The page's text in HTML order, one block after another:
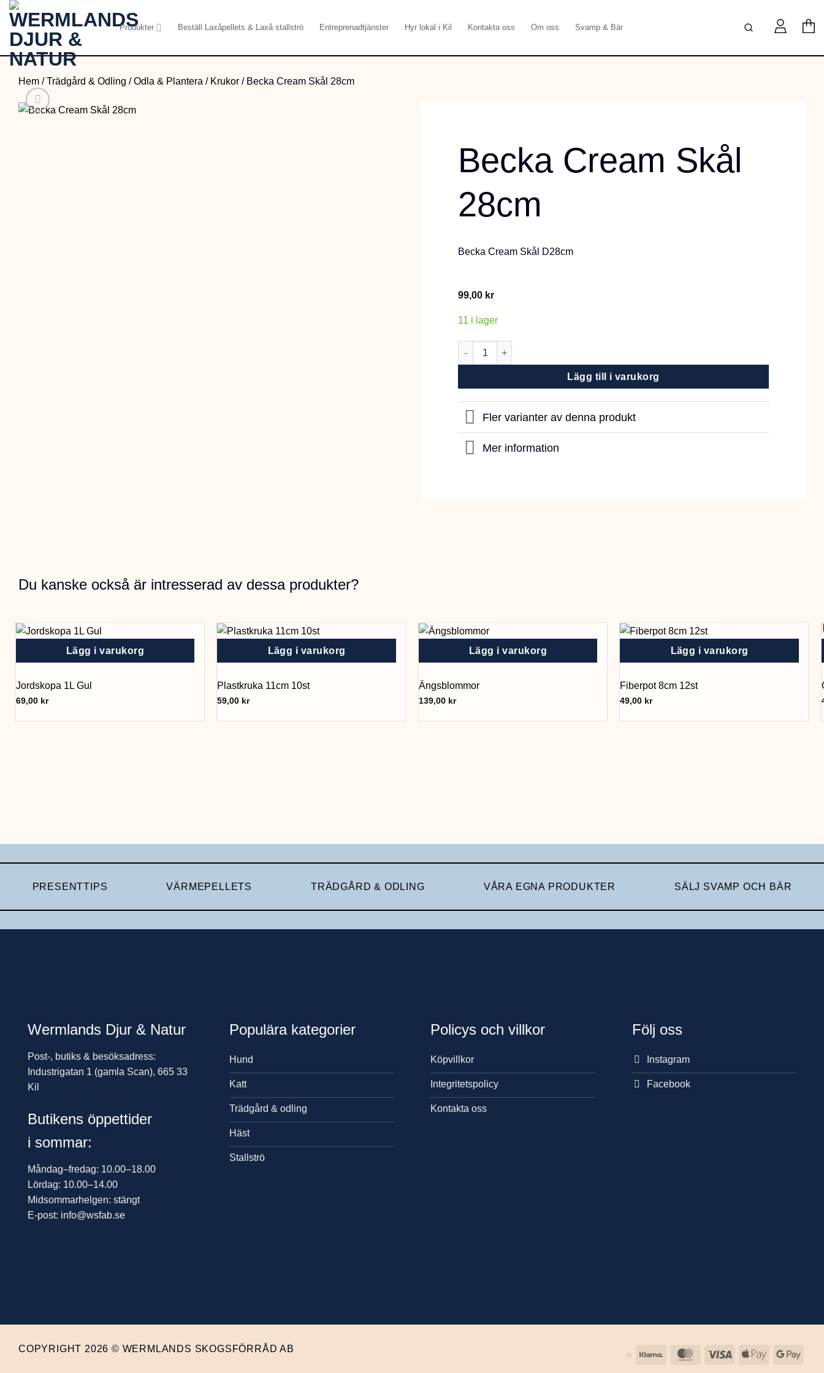
Skip
content
Produkter Beställ Laxåpellets & Laxå stallströ Entreprenadtjänster Hyr lokal i Kil Kontakta oss Om oss Svamp & Bär
Hem /Trädgård & Odling /Odla & Plantera / Krukor / Becka Cream Skål 28cm
Becka Cream Skål
28cm
Becka Cream Skål D28cm
99,00 kr
11 i lager
Becka Cream Skål 28cm mängd
Lägg till i varukorg
Fler varianter av denna produkt
Mer information
Du kanske också är intresserad av dessa produkter?
Lägg i varukorg
Jordskopa 1L Gul
69,00 kr
Lägg i varukorg
Plastkruka 11cm 10st
59,00 kr
Lägg i varukorg
Ängsblommor
139,00 kr
Lägg i varukorg
Fiberpot 8cm 12st
49,00 kr
PRESENTTIPS VÄRMEPELLETS TRÄDGÅRD & ODLING VÅRA EGNA PRODUKTER SÄLJ SVAMP OCH BÄR
Wermlands Djur & Natur
Post-, butiks & besöksadress:
Industrigatan 1 (gamla Scan), 665 33
Kil
Butikens öppettider
i sommar:
Måndag–fredag: 10.00–18.00
Lördag: 10.00–14.00
Midsommarhelgen: stängt
E-post: info@wsfab.se
Populära kategorier
Hund
Katt
Trädgård & odling
Häst
Stallströ
Policys och villkor
Köpvillkor
Integritetspolicy
Kontakta oss
Följ oss
Instagram
Facebook
COPYRIGHT 2026 © WERMLANDS SKOGSFÖRRÅD AB Klarna MasterCard
Visa
Apple